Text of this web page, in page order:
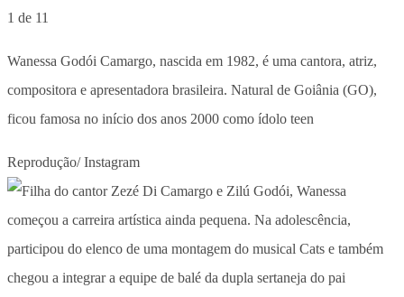
1 de 11
Wanessa Godói Camargo, nascida em 1982, é uma cantora, atriz,
compositora e apresentadora brasileira. Natural de Goiânia (GO),
ficou famosa no início dos anos 2000 como ídolo teen
Reprodução/ Instagram